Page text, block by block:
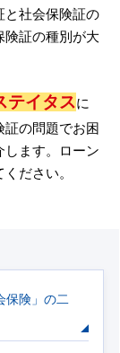
と社会保険証の
険証の種別が大
テイタスに
証の問題でお困
します。ローン
ださい。
保険」の二